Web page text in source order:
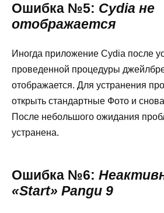
Ошибка №5: Cydia не
отображается
Иногда приложение Cydia после
проведенной процедуры
отображается. Для устранения
открыть стандартные Фото и
После небольшого ожидания
устранена.
Ошибка №6:
«Start» Pangu 9